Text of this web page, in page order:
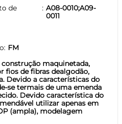
de
A08-0010;A09-
0011
FM
construção maquinetada,
fios de fibras dealgodão,
Devido a características do
se termais de uma emenda
Devido característica do
utilizar apenas em
(ampla), modelagem